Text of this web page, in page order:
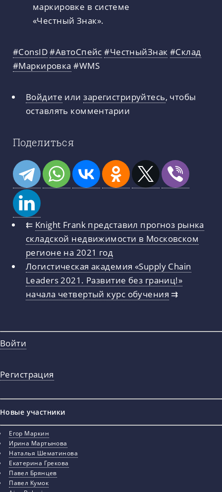
маркировке в системе
«Честный Знак».
#ConsID#АвтоСпейс #ЧестныйЗнак #Склад
#Маркировка #WMS
Войдите илизарегистрируйтесь, чтобы
оставлять комментарии
Поделиться
⇇ Knight Frank представил прогноз рынка
складской недвижимости в Московском
регионе на 2021 год
Логистическая академия «Supply Chain
Leaders 2021. Развитие без границ!»
начала четвертый курс обучения ⇉
Войти
Регистрация
Новые участники
Егор Маркин
Ирина Мартынова
Наталья Шематинова
Екатерина Грекова
Павел Брянцев
Павел Кумок